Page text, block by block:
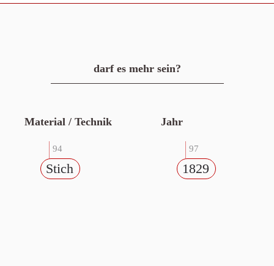
darf es mehr sein?
Material / Technik
94
Stich
Jahr
97
1829